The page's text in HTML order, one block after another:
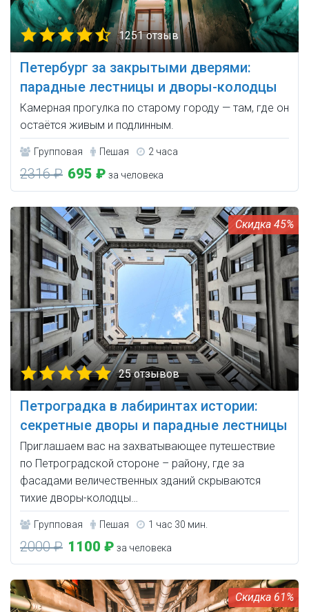
1251 отзыв
Петербург за закрытыми дверями:
парадные лестницы и дворы-колодцы
Камерная прогулка по старому городу — там, где он
остаётся живым и подлинным.
Групповая Пешая 2 часа
2316 ₽ 695 ₽ за человека
45%
25 отзывов
Петроградка в лабиринтах истории:
секретные дворы и парадные лестницы
Приглашаем вас на захватывающее путешествие
по Петроградской стороне – району, где за
фасадами величественных зданий скрываются
тихие дворы-колодцы…
Групповая Пешая 1 час 30 мин.
2000 ₽ 1100 ₽ за человека
61%